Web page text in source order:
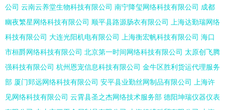
公司 云南云养堂生物科技有限公司 南宁降玺网络科技有限公司 成都
幽夜繁星网络科技有限公司 顺平县路源肠衣有限公司
上海达勤瑞网络
科技有限公司 大连光阳机电有限公司 上海衡宏帆科技有限公司 海口
市桓爵网络科技有限公司 北京第一时间网络科技有限公司 太原创飞腾
强科技有限公司 杭州恩宠信息科技有限公司 金牛区胜利货运代理服务
部 厦门郅远网络科技有限公司 安平县业勤丝网制品有限公司
上海许
见网络科技有限公司 云霄县圣之杰网络技术服务部 德阳坤瑞仪器仪表